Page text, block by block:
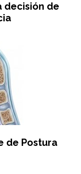
decisión de
de Postura